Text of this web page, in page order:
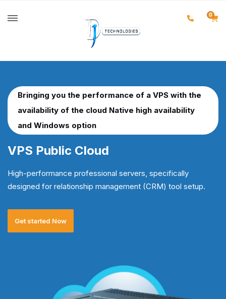
0
Bringing you the performance of a VPS with the
availability of the cloud Native high availability
and Windows option
VPS Public Cloud
High-performance professional servers, specifically
designed for relationship management (CRM) tool setup.
Get started Now